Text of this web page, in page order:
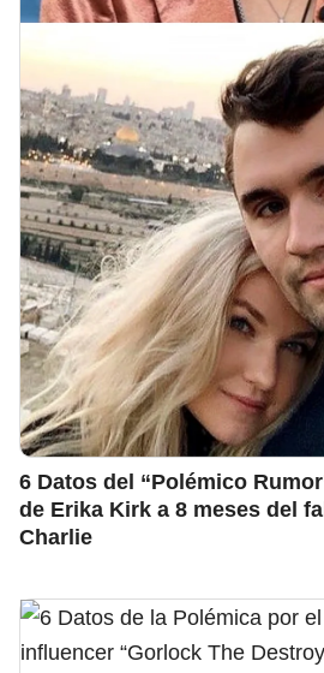
6 Datos del “Polémico
de Erika Kirk a 8 meses del
Charlie